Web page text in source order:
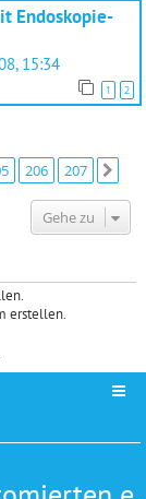
Endoskopie-
15:34
1 2
206 207
Gehe zu
erstellen.